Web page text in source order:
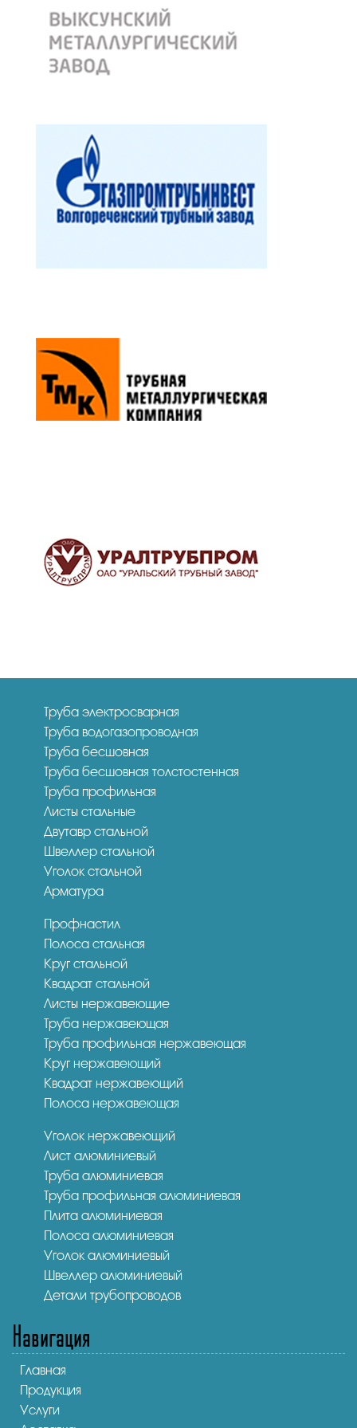
Труба электросварная
Труба водогазопроводная
Труба бесшовная
Труба бесшовная толстостенная
Труба профильная
Листы стальные
Двутавр стальной
Швеллер стальной
Уголок стальной
Арматура
Профнастил
Полоса стальная
Круг стальной
Квадрат стальной
Листы нержавеющие
Труба нержавеющая
Труба профильная нержавеющая
Круг нержавеющий
Квадрат нержавеющий
Полоса нержавеющая
Уголок нержавеющий
Лист алюминиевый
Труба алюминиевая
Труба профильная алюминиевая
Плита алюминиевая
Полоса алюминиевая
Уголок алюминиевый
Швеллер алюминиевый
Детали трубопроводов
Навигация
Главная
Продукция
Услуги